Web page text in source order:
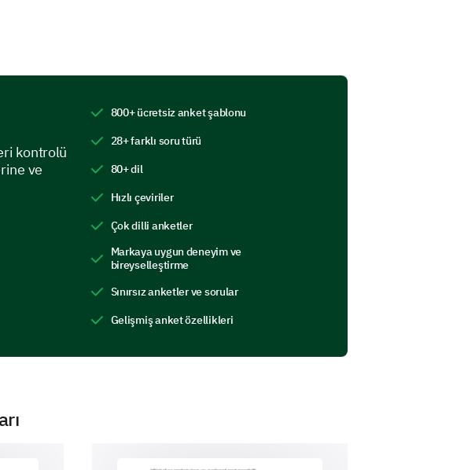
with privacy policies.
privacy policies of a new application or website
kontrolü
ve
800+ ücretsiz anket şablonu
28+ farklı soru türü
80+ dil
Hızlı çeviriler
Çok dilli anketler
Markaya uygun deneyim ve
bireyselleştirme
Sınırsız anketler ve sorular
Gelişmiş anket özellikleri